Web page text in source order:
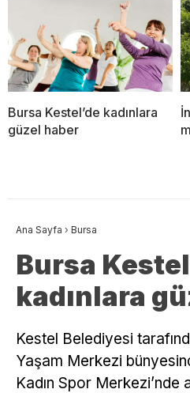
Bursa Kestel’de kadınlara
güzel haber
Ana Sayfa › Bursa
Bursa
kadınlara
Kestel Belediyesi
Yaşam Merkezi
Kadın Spor